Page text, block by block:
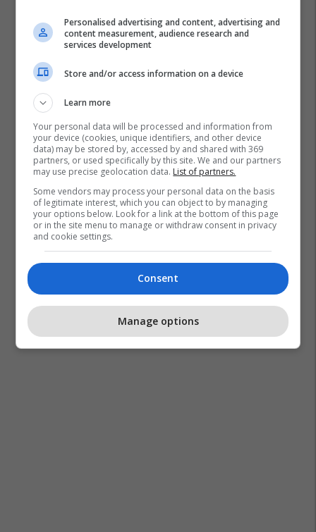
Personalised advertising and content, advertising and
content measurement, audience research and
services development
Store and/or access information on a device
Learn more
Your personal data will be processed and information from
your device (cookies, unique identifiers, and other device
data) may be stored by, accessed by and shared with 369
partners, or used specifically by this site. We and our partners
may use precise geolocation data. List of partners.
Some vendors may process your personal data on the basis
of legitimate interest, which you can object to by managing
your options below. Look for a link at the bottom of this page
or in the site menu to manage or withdraw consent in privacy
and cookie settings.
Consent
Manage options